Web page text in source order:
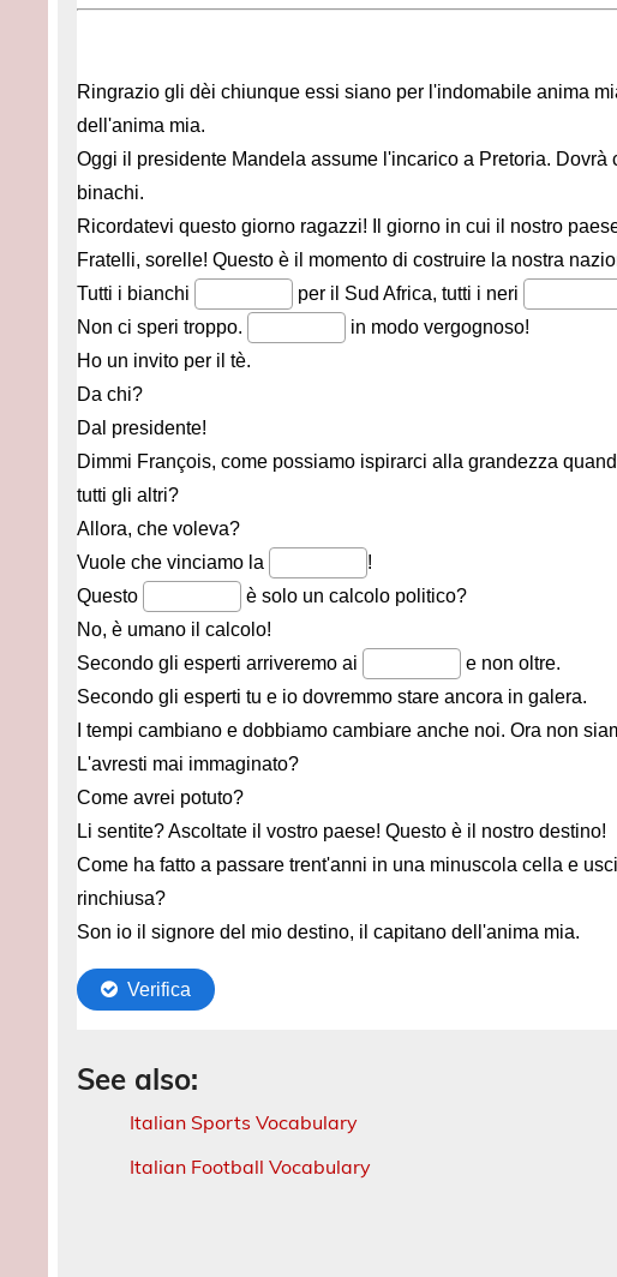
See also:
Italian Sports Vocabulary
Italian Football Vocabulary